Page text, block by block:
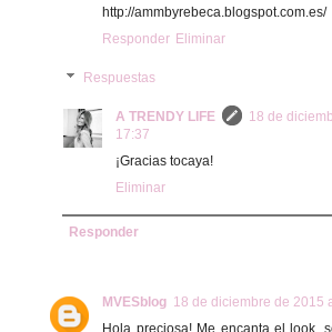
http://ammbyrebeca.blogspot.com.es/
Responder Eliminar
Respuestas
A TRENDY LIFE
18 de
17:37
¡Gracias tocaya!
Eliminar
Responder
MVESblog 18 de diciembre de 2015
Hola preciosa! Me encanta el look,